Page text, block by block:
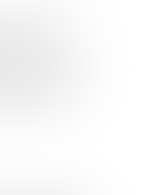
des
il a rejoint
puis